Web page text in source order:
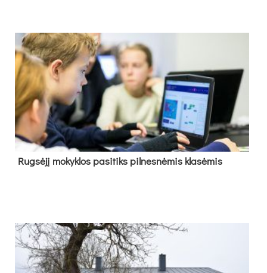
Rug­sė­jį mo­kyk­los pa­si­tiks pil­nes­nė­mis kla­sė­mis